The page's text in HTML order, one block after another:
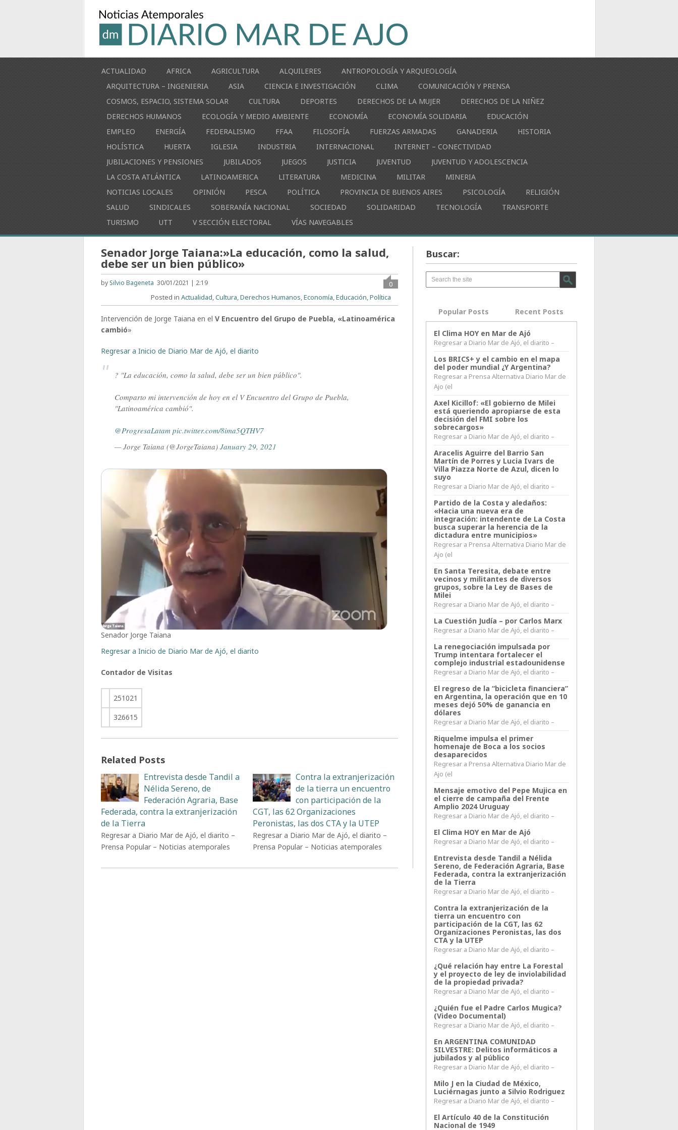
ACTUALIDAD AFRICA AGRICULTURA ALQUILERES
ANTROPOLOGÍA Y ARQUEOLOGÍA
ARQUITECTURA – INGENIERIA
ASIA CIENCIA E INVESTIGACIÓN CLIMA
COMUNICACIÓN Y PRENSA
COSMOS, ESPACIO, SISTEMA SOLAR
CULTURA DEPORTES DERECHOS DE LA MUJER
DERECHOS DE LA NIÑEZ
DERECHOS HUMANOS
ECOLOGÍA Y MEDIO AMBIENTE ECONOMÍA ECONOMÍA SOLIDARIA
EDUCACIÓN
EMPLEO
ENERGÍA FEDERALISMO FFAA FILOSOFÍA FUERZAS ARMADAS GANADERIA
HISTORIA
HOLÍSTICA
HUERTA IGLESIA INDUSTRIA INTERNACIONAL
INTERNET – CONECTIVIDAD
JUBILACIONES Y PENSIONES
JUBILADOS JUEGOS JUSTICIA JUVENTUD
JUVENTUD Y ADOLESCENCIA
LA COSTA ATLÁNTICA
LATINOAMERICA LITERATURA MEDICINA MILITAR
MINERIA
NOTICIAS LOCALES
OPINIÓN PESCA POLÍTICA PROVINCIA DE BUENOS AIRES PSICOLOGÍA
RELIGIÓN
SALUD
SINDICALES SOBERANÍA NACIONAL SOCIEDAD SOLIDARIDAD TECNOLOGÍA
TRANSPORTE
TURISMO
UTT V SECCIÓN ELECTORAL VÍAS NAVEGABLES
Senador Jorge Taiana:»La educación, como la salud,
debe ser un bien público»
by Silvio Bageneta 30/01/2021 | 2:19
0
Posted inActualidad,Cultura,Derechos Humanos,Economía,Educación,Política
Intervención de Jorge Taiana en elV Encuentro del Grupo de Puebla, «Latinoamérica
cambió»
Regresar a Inicio de Diario Mar de Ajó, el diarito
?️ "La educación, como la salud, debe ser un bien público".
Comparto mi intervención de hoy en el V Encuentro del Grupo de Puebla,
"Latinoamérica cambió".
@ProgresaLatam pic.twitter.com/8ima5QTHV7
— Jorge Taiana (@JorgeTaiana)January 29, 2021
Senador Jorge Taiana
Regresar a Inicio de Diario Mar de Ajó, el diarito
Contador de Visitas
251021
326615
Related Posts
Entrevista desde Tandil a
Nélida Sereno, de
Federación Agraria, Base
Federada, contra la extranjerización
de la Tierra
Regresar a Diario Mar de Ajó, el diarito –
Prensa Popular – Noticias atemporales
Contra la extranjerización
de la tierra un encuentro
con participación de la
CGT, las 62 Organizaciones
Peronistas, las dos CTA y la UTEP
Regresar a Diario Mar de Ajó, el diarito –
Prensa Popular – Noticias atemporales
Buscar:
Popular Posts Recent Posts
El Clima HOY en Mar de Ajó
Regresar a Diario Mar de Ajó, el diarito –
Los BRICS+ y el cambio en el mapa
del poder mundial ¿Y Argentina?
Regresar a Prensa Alternativa Diario Mar de
Ajo (el
Axel Kicillof: «El gobierno de Milei
está queriendo apropiarse de esta
decisión del FMI sobre los
sobrecargos»
Regresar a Diario Mar de Ajó, el diarito –
Aracelis Aguirre del Barrio San
Martín de Porres y Lucia Ivars de
Villa Piazza Norte de Azul, dicen lo
suyo
Regresar a Diario Mar de Ajó, el diarito –
Partido de la Costa y aledaños:
«Hacia una nueva era de
integración: intendente de La Costa
busca superar la herencia de la
dictadura entre municipios»
Regresar a Prensa Alternativa Diario Mar de
Ajo (el
En Santa Teresita, debate entre
vecinos y militantes de diversos
grupos, sobre la Ley de Bases de
Milei
Regresar a Diario Mar de Ajó, el diarito –
La Cuestión Judía – por Carlos Marx
Regresar a Diario Mar de Ajó, el diarito –
La renegociación impulsada por
Trump intentara fortalecer el
complejo industrial estadounidense
Regresar a Diario Mar de Ajó, el diarito –
El regreso de la “bicicleta financiera”
en Argentina, la operación que en 10
meses dejó 50% de ganancia en
dólares
Regresar a Diario Mar de Ajó, el diarito –
Riquelme impulsa el primer
homenaje de Boca a los socios
desaparecidos
Regresar a Prensa Alternativa Diario Mar de
Ajo (el
Mensaje emotivo del Pepe Mujica en
el cierre de campaña del Frente
Amplio 2024 Uruguay
Regresar a Diario Mar de Ajó, el diarito –
El Clima HOY en Mar de Ajó
Regresar a Diario Mar de Ajó, el diarito –
Entrevista desde Tandil a Nélida
Sereno, de Federación Agraria, Base
Federada, contra la extranjerización
de la Tierra
Regresar a Diario Mar de Ajó, el diarito –
Contra la extranjerización de la
tierra un encuentro con
participación de la CGT, las 62
Organizaciones Peronistas, las dos
CTA y la UTEP
Regresar a Diario Mar de Ajó, el diarito –
¿Qué relación hay entre La Forestal
y el proyecto de ley de inviolabilidad
de la propiedad privada?
Regresar a Diario Mar de Ajó, el diarito –
¿Quién fue el Padre Carlos Mugica?
(Video Documental)
Regresar a Diario Mar de Ajó, el diarito –
En ARGENTINA COMUNIDAD
SILVESTRE: Delitos informáticos a
jubilados y al público
Regresar a Diario Mar de Ajó, el diarito –
Milo J en la Ciudad de México,
Luciérnagas junto a Silvio Rodriguez
Regresar a Diario Mar de Ajó, el diarito –
El Artículo 40 de la Constitución
Nacional de 1949